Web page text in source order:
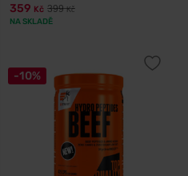
359 Kč 399Kč
NA SKLADĚ
-10%